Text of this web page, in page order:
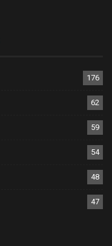
176
62
59
54
48
47